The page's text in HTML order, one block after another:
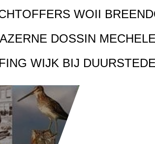
WOII
DOSSIN
WIJK BIJ DUURSTEDE